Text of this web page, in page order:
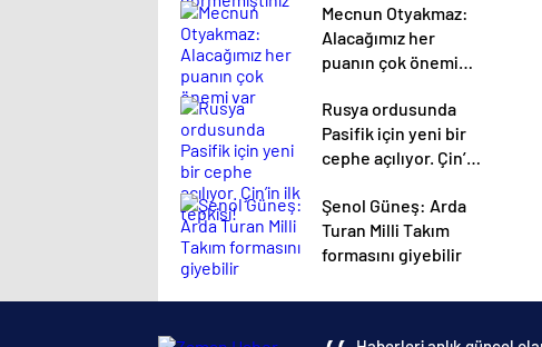
Mecnun Otyakmaz:
Alacağımız her
puanın çok önemi
Rusya ordusunda
Pasifik için yeni bir
cephe açılıyor. Çin’in
Şenol Güneş: Arda
Turan Milli Takım
formasını giyebilir